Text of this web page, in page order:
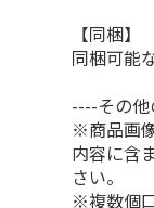
【同梱】
同梱可能
----その
※商品画
内容に含
さい。
※複数個